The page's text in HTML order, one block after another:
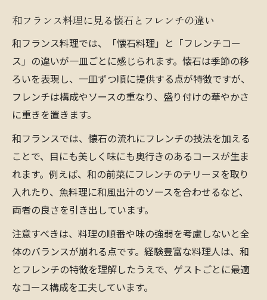
和フランス料理に見る懐石とフレンチの違い
和フランス料理では、「懐石料理」と「フレンチコー
ス」の違いが一皿ごとに感じられます。懐石は季節の移
ろいを表現し、一皿ずつ順に提供する点が特徴ですが、
フレンチは構成やソースの重なり、盛り付けの華やかさ
に重きを置きます。
和フランスでは、懐石の流れにフレンチの技法を加える
ことで、目にも美しく味にも奥行きのあるコースが生ま
れます。例えば、和の前菜にフレンチのテリーヌを取り
入れたり、魚料理に和風出汁のソースを合わせるなど、
両者の良さを引き出しています。
注意すべきは、料理の順番や味の強弱を考慮しないと全
体のバランスが崩れる点です。経験豊富な料理人は、和
とフレンチの特徴を理解したうえで、ゲストごとに最適
なコース構成を工夫しています。